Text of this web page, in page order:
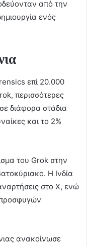
από την
ενός
επί 20.000
περισσότερες
διάφορα στάδια
και το 2%
του Grok στην
Η Ινδία
στο Χ, ενώ
προσφυγών
ανακοίνωσε